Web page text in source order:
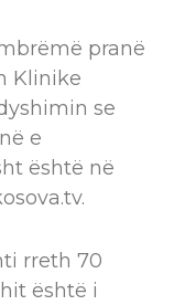
pranë
Klinike
se
e
është në
rreth 70
është i